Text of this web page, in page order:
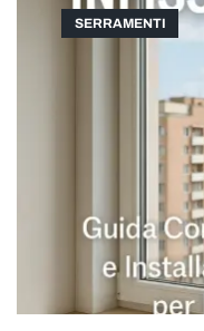
SERRAMENTI